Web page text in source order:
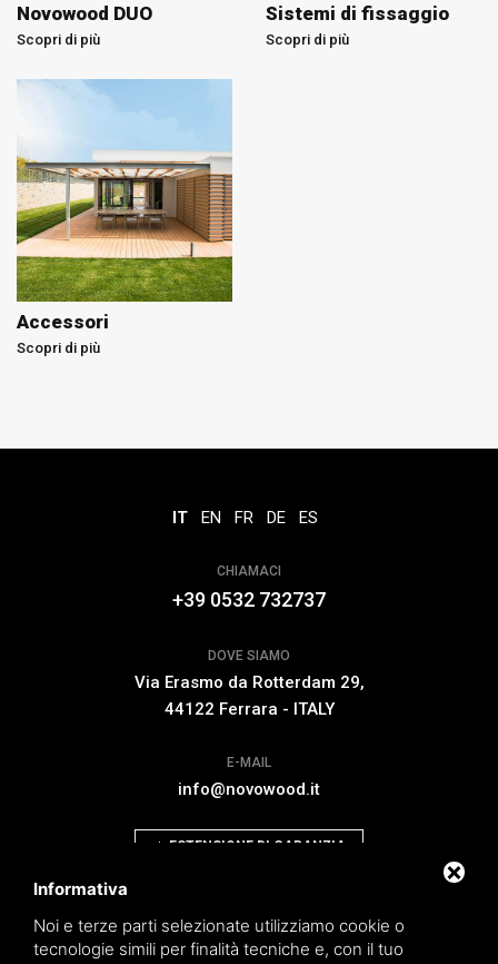
Novowood DUO
Scopri di più
Sistemi di fissaggio
Scopri di più
Accessori
Scopri di più
IT EN FR DE ES
CHIAMACI
+39 0532 732737
DOVE SIAMO
Via Erasmo da Rotterdam 29,
44122 Ferrara - ITALY
E-MAIL
info@novowood.it
ESTENSIONE DI GARANZIA
Informativa
Noi e terze parti selezionate utilizziamo cookie o
tecnologie simili per finalità tecniche e, con il tuo